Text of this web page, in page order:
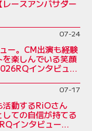
ースアンバサダー
07-24
ー。CM出演も経験
楽しんでいる笑顔
インタビュー
07-17
活動するRiOさん
しての自信が持てる
インタビュー